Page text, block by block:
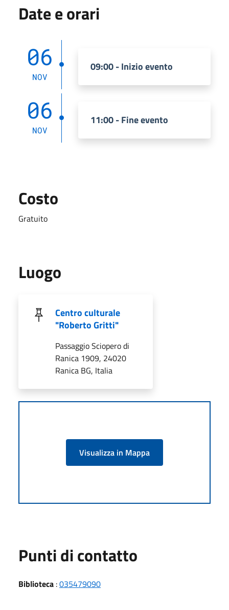
Date e orari
06
NOV
09:00 - Inizio evento
06
NOV
11:00 - Fine evento
Costo
Gratuito
Luogo
Centro culturale
"Roberto Gritti"
Passaggio Sciopero di
Ranica 1909, 24020
Ranica BG, Italia
Visualizza in Mappa
Punti di contatto
Biblioteca :035479090